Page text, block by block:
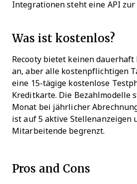
Integrationen steht eine API zur
Was ist kostenlos?
Recooty bietet keinen
an, aber alle kostenpflichtigen
eine 15-tägige kostenlose
Kreditkarte. Die Bezahlmodelle
Monat bei jährlicher
ist auf 5 aktive Stellenanzeigen
Mitarbeitende begrenzt.
Pros and Cons